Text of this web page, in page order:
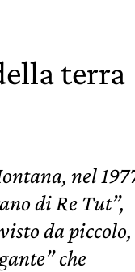
terra
nel
di Re Tut”,
da piccolo,
che